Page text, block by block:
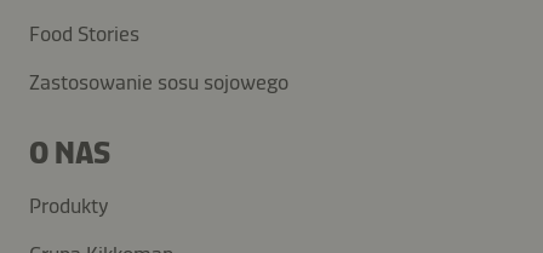
Food Stories
Zastosowanie sosu sojowego
O NAS
Produkty